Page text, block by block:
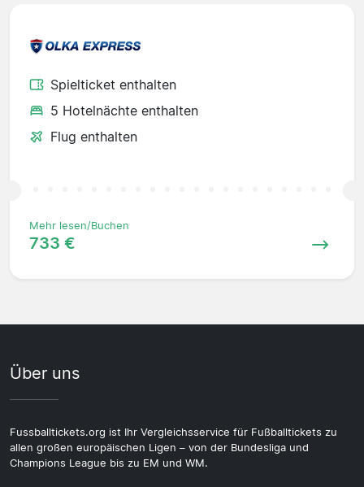
Spielticket enthalten
5 Hotelnächte enthalten
Flug enthalten
Mehr lesen/Buchen
733 €
Über uns
Fussballtickets.org ist Ihr Vergleichsservice für Fußballtickets zu
allen großen europäischen Ligen – von der Bundesliga und
Champions League bis zu EM und WM.